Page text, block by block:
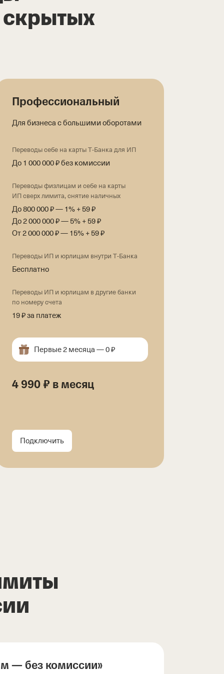
Профессиональный
Для бизнеса с большими оборотами
Переводы себе на карты Т‑Банка для ИП
До 1 000 000 ₽ без комиссии
Переводы физлицам и себе на карты
ИП сверх лимита, снятие наличных
До 800 000 ₽ — 1% + 59 ₽
До 2 000 000 ₽ — 5% + 59 ₽
От 2 000 000 ₽ — 15% + 59 ₽
Переводы ИП и юрлицам внутри Т‑Банка
Бесплатно
Переводы ИП и юрлицам в другие банки
по номеру счета
19 ₽ за платеж
Первые 2 месяца — 0 ₽
4 990 ₽ в месяц
Подключить
— без комиссии»